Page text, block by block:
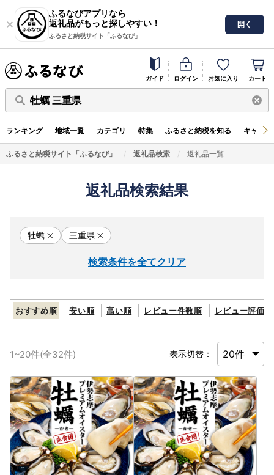
ふるなびアプリなら
返礼品がもっと探しやすい！
ふるさと納税サイト「ふるなび」
開く
ガイド ログイン お気に入り カート
牡蠣 三重県
ランキング 地域一覧 カテゴリ 特集 ふるさと納税を知る キャン
ふるさと納税サイト「ふるなび」 返礼品検索 返礼品一覧
返礼品検索結果
牡蠣 三重県
検索条件を全てクリア
おすすめ順 安い順 高い順 レビュー件数順 レビュー評価順
1~20件(全32件) 表示切替：